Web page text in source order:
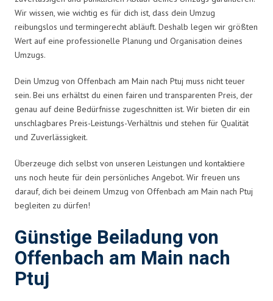
Wir wissen, wie wichtig es für dich ist, dass dein Umzug
reibungslos und termingerecht abläuft. Deshalb legen wir größten
Wert auf eine professionelle Planung und Organisation deines
Umzugs.
Dein Umzug von Offenbach am Main nach Ptuj muss nicht teuer
sein. Bei uns erhältst du einen fairen und transparenten Preis, der
genau auf deine Bedürfnisse zugeschnitten ist. Wir bieten dir ein
unschlagbares Preis-Leistungs-Verhältnis und stehen für Qualität
und Zuverlässigkeit.
Überzeuge dich selbst von unseren Leistungen und kontaktiere
uns noch heute für dein persönliches Angebot. Wir freuen uns
darauf, dich bei deinem Umzug von Offenbach am Main nach Ptuj
begleiten zu dürfen!
Günstige Beiladung von
Offenbach am Main nach
Ptuj